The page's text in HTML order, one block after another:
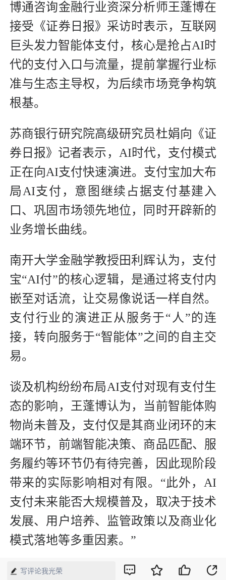
博通咨询金融行业资深分析师王蓬博在
接受《证券日报》采访时表示，互联网
巨头发力智能体支付，核心是抢占AI时
代的支付入口与流量，提前掌握行业标
准与生态主导权，为后续市场竞争构筑
根基。
苏商银行研究院高级研究员杜娟向《证
券日报》记者表示，AI时代，支付模式
正在向AI支付快速演进。支付宝加大布
局AI支付，意图继续占据支付基建入
口、巩固市场领先地位，同时开辟新的
业务增长曲线。
南开大学金融学教授田利辉认为，支付
宝“AI付”的核心逻辑，是通过将支付内
嵌至对话流，让交易像说话一样自然。
支付行业的演进正从服务于“人”的连
接，转向服务于“智能体”之间的自主交
易。
谈及机构纷纷布局AI支付对现有支付生
态的影响，王蓬博认为，当前智能体购
物尚未普及，支付仅是其商业闭环的末
端环节，前端智能决策、商品匹配、服
务履约等环节仍有待完善，因此现阶段
带来的实际影响相对有限。“此外，AI
支付未来能否大规模普及，取决于技术
发展、用户培养、监管政策以及商业化
模式落地等多重因素。”
【来源】：证券日报
写评论我光荣